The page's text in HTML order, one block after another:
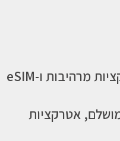
גטבורג: נופש מושלם, אטרקציות מרהיבות ו-eSIM
אטרקציות